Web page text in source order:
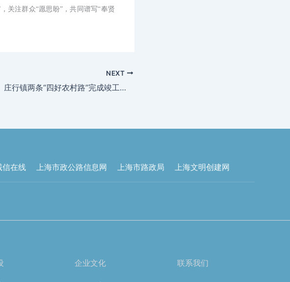
关注群众“愿思盼”，共同谱写“奉贤
NEXT
庄行镇两条“四好农村路”完成竣工初验
信在线 上海市政公路信息网 上海市路政局 上海文明创建网
企业文化 联系我们